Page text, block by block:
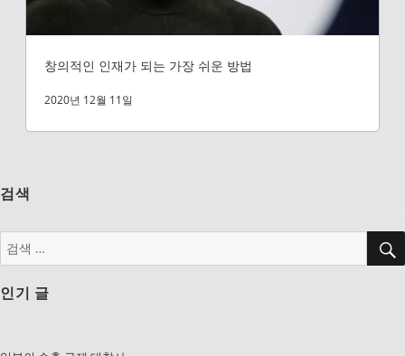
창의적인 인재가 되는 가장 쉬운 방법
2020년 12월 11일
검색
검
색:
인기 글